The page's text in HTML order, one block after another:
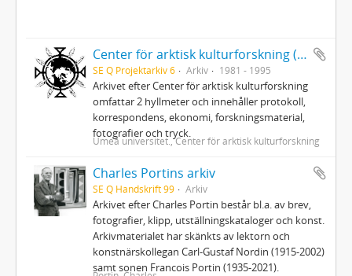
Center för arktisk kulturforskning (CAK) vid Umeå universitet
SE Q Projektarkiv 6 Arkiv 1981 - 1995
Arkivet efter Center för arktisk kulturforskning
omfattar 2 hyllmeter och innehåller protokoll,
korrespondens, ekonomi, forskningsmaterial,
fotografier och tryck.
Umeå universitet., Center för arktisk kulturforskning
Charles Portins arkiv
SE Q Handskrift 99 Arkiv
Arkivet efter Charles Portin består bl.a. av brev,
fotografier, klipp, utställningskataloger och konst.
Arkivmaterialet har skänkts av lektorn och
konstnärskollegan Carl-Gustaf Nordin (1915-2002)
samt sonen Francois Portin (1935-2021).